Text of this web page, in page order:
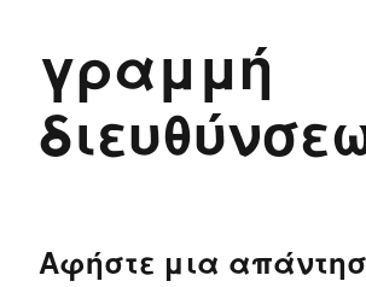
γραμμή
Αφήστε μια